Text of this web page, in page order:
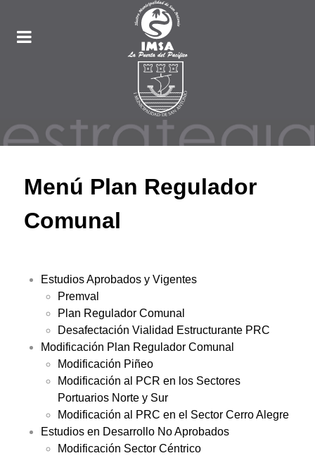
Menú Plan Regulador
Comunal
Estudios Aprobados y Vigentes
Premval
Plan Regulador Comunal
Desafectación Vialidad Estructurante PRC
Modificación Plan Regulador Comunal
Modificación Piñeo
Modificación al PCR en los Sectores
Portuarios Norte y Sur
Modificación al PRC en el Sector Cerro Alegre
Estudios en Desarrollo No Aprobados
Modificación Sector Céntrico